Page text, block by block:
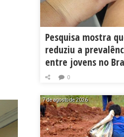
Pesquisa mostra
reduziu a
entre jovens no
0
7 de agosto de 2026